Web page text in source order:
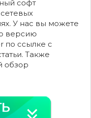
софт
У нас вы можете
версию
по ссылке с
Также
обзор